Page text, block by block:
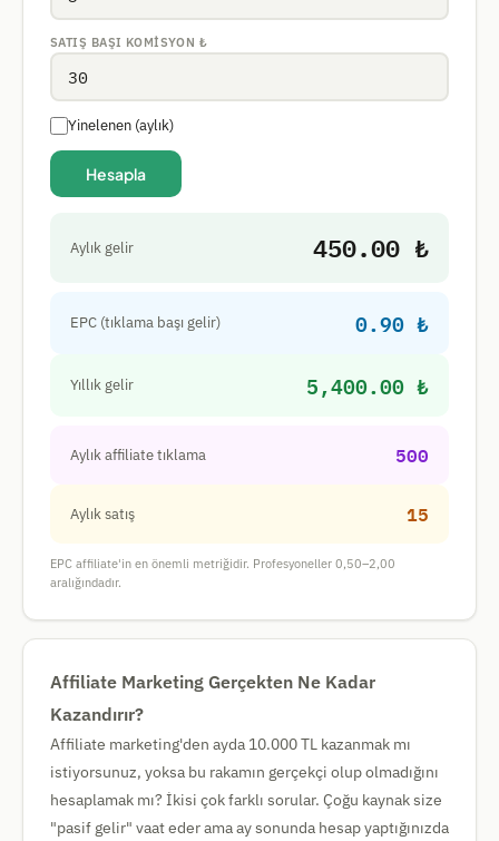
SATIŞ BAŞI KOMISYON ₺
Yinelenen (aylık)
Hesapla
Aylık gelir 450.00 ₺
EPC (tıklama başı gelir) 0.90 ₺
Yıllık gelir 5,400.00 ₺
Aylık affiliate tıklama 500
Aylık satış 15
EPC affiliate'in en önemli metriğidir. Profesyoneller 0,50–2,00
aralığındadır.
Affiliate Marketing Gerçekten Ne Kadar
Kazandırır?
Affiliate marketing'den ayda 10.000 TL kazanmak mı
istiyorsunuz, yoksa bu rakamın gerçekçi olup olmadığını
hesaplamak mı? İkisi çok farklı sorular. Çoğu kaynak size
"pasif gelir" vaat eder ama ay sonunda hesap yaptığınızda